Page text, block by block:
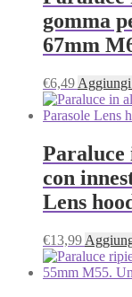
gomma
67mm
€6,49
con
Lens
€13,99